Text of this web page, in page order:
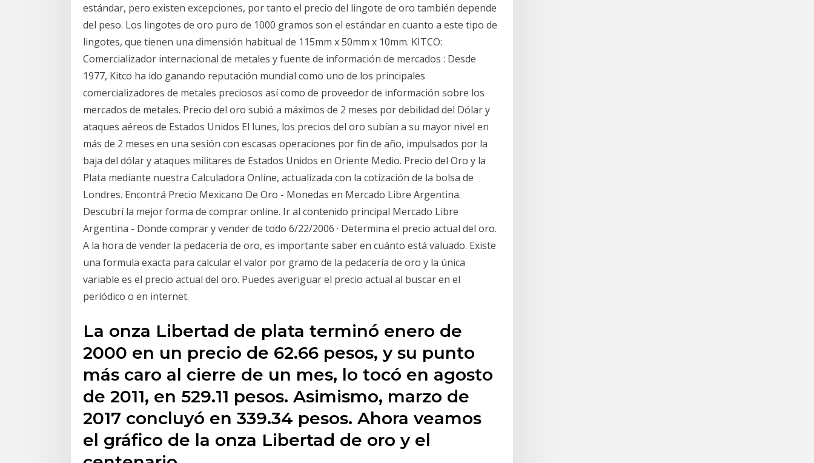
estándar, pero existen excepciones, por tanto el precio del lingote de oro también depende
del peso. Los lingotes de oro puro de 1000 gramos son el estándar en cuanto a este tipo de
lingotes, que tienen una dimensión habitual de 115mm x 50mm x 10mm. KITCO:
Comercializador internacional de metales y fuente de información de mercados : Desde
1977, Kitco ha ido ganando reputación mundial como uno de los principales
comercializadores de metales preciosos así como de proveedor de información sobre los
mercados de metales. Precio del oro subió a máximos de 2 meses por debilidad del Dólar y
ataques aéreos de Estados Unidos El lunes, los precios del oro subían a su mayor nivel en
más de 2 meses en una sesión con escasas operaciones por fin de año, impulsados por la
baja del dólar y ataques militares de Estados Unidos en Oriente Medio. Precio del Oro y la
Plata mediante nuestra Calculadora Online, actualizada con la cotización de la bolsa de
Londres. Encontrá Precio Mexicano De Oro - Monedas en Mercado Libre Argentina.
Descubrí la mejor forma de comprar online. Ir al contenido principal Mercado Libre
Argentina - Donde comprar y vender de todo 6/22/2006 · Determina el precio actual del oro.
A la hora de vender la pedacería de oro, es importante saber en cuánto está valuado. Existe
una formula exacta para calcular el valor por gramo de la pedacería de oro y la única
variable es el precio actual del oro. Puedes averiguar el precio actual al buscar en el
periódico o en internet.
La onza Libertad de plata terminó enero de
2000 en un precio de 62.66 pesos, y su punto
más caro al cierre de un mes, lo tocó en agosto
de 2011, en 529.11 pesos. Asimismo, marzo de
2017 concluyó en 339.34 pesos. Ahora veamos
el gráfico de la onza Libertad de oro y el